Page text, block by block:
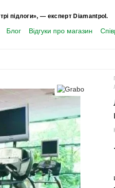
підлоги», — експерт Diamantpol.
Блог Відгуки про магазин